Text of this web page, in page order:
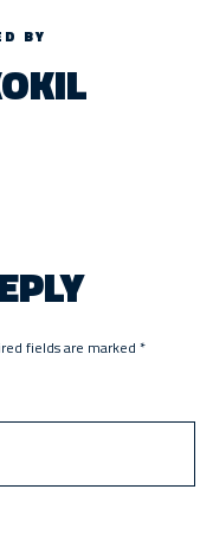
BY
fields are marked *